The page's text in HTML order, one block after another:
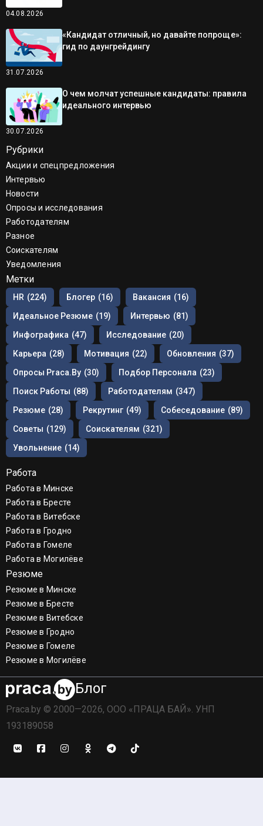
04.08.2026
31.07.2026
«Кандидат отличный, но давайте попроще»:
гид по даунгрейдингу
30.07.2026
О чем молчат успешные кандидаты: правила
идеального интервью
Рубрики
Акции и спецпредложения
Интервью
Новости
Опросы и исследования
Работодателям
Разное
Соискателям
Уведомления
Метки
HR (224) Блогер (16) Вакансия (16)
Идеальное Резюме (19) Интервью (81)
Инфографика (47) Исследование (20)
Карьера (28) Мотивация (22) Обновления (37)
Опросы Praca.by (30) Подбор Персонала (23)
Поиск Работы (88) Работодателям (347)
Резюме (28) Рекрутинг (49) Собеседование (89)
Советы (129) Соискателям (321)
Увольнение (14)
Работа
Работа в Минске
Работа в Бресте
Работа в Витебске
Работа в Гродно
Работа в Гомеле
Работа в Могилёве
Резюме
Резюме в Минске
Резюме в Бресте
Резюме в Витебске
Резюме в Гродно
Резюме в Гомеле
Резюме в Могилёве
Блог
Praca.by © 2000—2026, ООО «ПРАЦА БАЙ». УНП
193189058